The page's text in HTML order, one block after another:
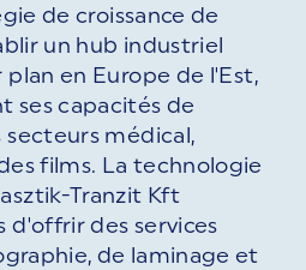
de croissance de
un hub industriel
en Europe de l'Est,
ses capacités de
médical,
films. La technologie
Tranzit Kft
d'offrir des services
de laminage et